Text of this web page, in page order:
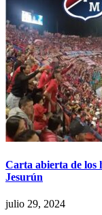
Carta abierta de los
Jesurún
julio 29, 2024